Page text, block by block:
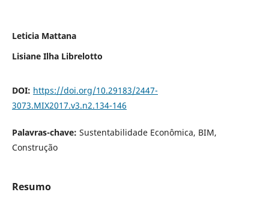
Leticia Mattana
Lisiane Ilha Librelotto
DOI: https://doi.org/10.29183/2447-
3073.MIX2017.v3.n2.134-146
Palavras-chave: Sustentabilidade Econômica, BIM,
Construção
Resumo